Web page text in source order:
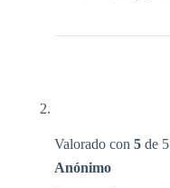
Valorado con 5 de 5
Anónimo